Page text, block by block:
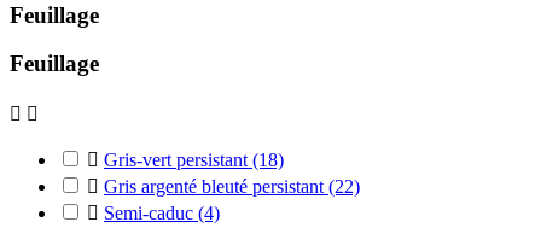
Feuillage
Feuillage
 
 Gris-vert persistant (18)
 Gris argenté bleuté persistant (22)
 Semi-caduc (4)